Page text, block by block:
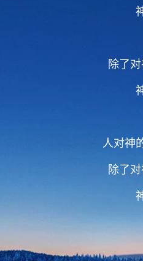
除了
人对神
除了
人对神